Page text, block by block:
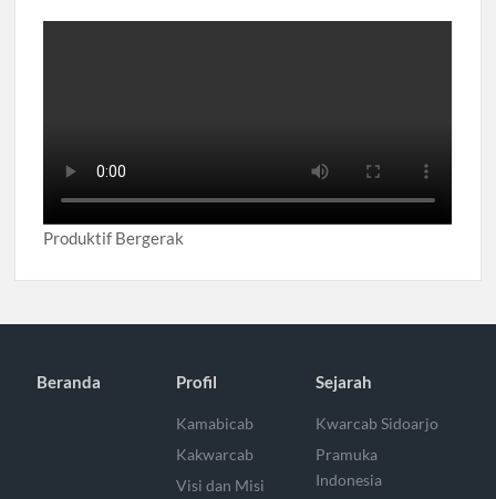
Produktif Bergerak
Beranda Profil
Kamabicab
Kakwarcab
Visi dan Misi
Sejarah
Kwarcab Sidoarjo
Pramuka
Indonesia